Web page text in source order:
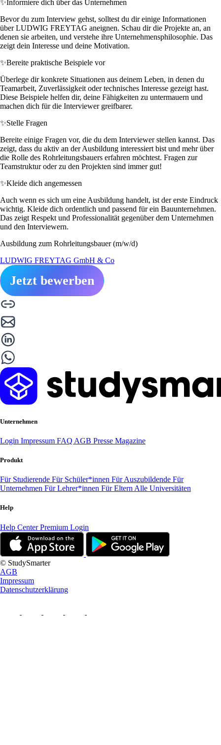
✨Informiere dich über das Unternehmen
Bevor du zum Interview gehst, solltest du dir einige Informationen
über LUDWIG FREYTAG aneignen. Schau dir die Projekte an, an
denen sie arbeiten, und verstehe ihre Unternehmensphilosophie. Das
zeigt dein Interesse und deine Motivation.
✨Bereite praktische Beispiele vor
Überlege dir konkrete Situationen aus deinem Leben, in denen du
Teamarbeit, Zuverlässigkeit oder technisches Interesse gezeigt hast.
Diese Beispiele helfen dir, deine Fähigkeiten zu untermauern und
machen dich für die Interviewer greifbarer.
✨Stelle Fragen
Bereite einige Fragen vor, die du dem Interviewer stellen kannst. Das
zeigt, dass du aktiv an der Ausbildung interessiert bist und mehr über
die Rolle des Rohrleitungsbauers erfahren möchtest. Fragen zur
Teamstruktur oder zu den Projekten sind immer gut!
✨Kleide dich angemessen
Auch wenn es sich um eine Ausbildung handelt, ist der erste Eindruck
wichtig. Kleide dich ordentlich und passend für ein Bauunternehmen.
Das zeigt Respekt und Professionalität gegenüber dem Unternehmen
und den Interviewern.
Ausbildung zum Rohrleitungsbauer (m/w/d)
LUDWIG FREYTAG GmbH & Co
Jetzt bewerben
Unternehmen
Login Impressum FAQ AGB Presse Magazine
Produkt
Für Studierende Für Schüler*innen Für Auszubildende Für
Unternehmen Für Lehrer*innen Für Eltern Alle Universitäten
Help
Help CenterPremium Login
© StudySmarter
AGB
Impressum
Datenschutzerklärung